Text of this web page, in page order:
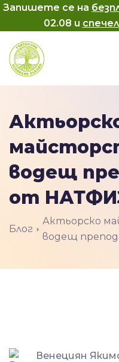
Запишете се на
02.08 и
водещ
от
Блог
Актьорско
водещ
Венециян